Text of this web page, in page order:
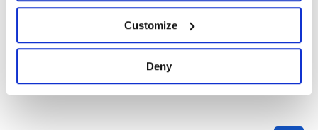
Customize
Deny